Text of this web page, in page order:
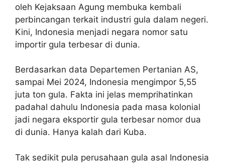
oleh Kejaksaan Agung membuka kembali
perbincangan terkait industri gula dalam negeri.
Kini, Indonesia menjadi negara nomor satu
importir gula terbesar di dunia.
Berdasarkan data Departemen Pertanian AS,
sampai Mei 2024, Indonesia mengimpor 5,55
juta ton gula. Fakta ini jelas memprihatinkan
padahal dahulu Indonesia pada masa kolonial
jadi negara eksportir gula terbesar nomor dua
di dunia. Hanya kalah dari Kuba.
Tak sedikit pula perusahaan gula asal Indonesia